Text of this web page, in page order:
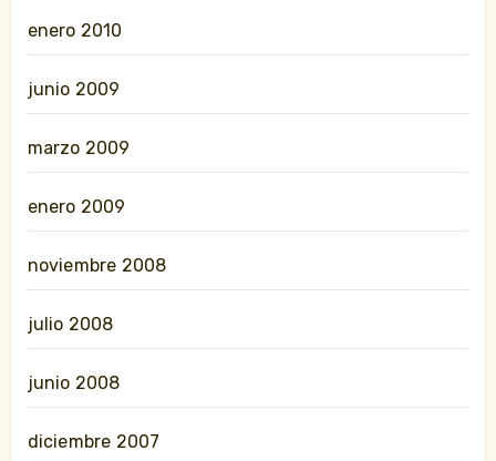
enero 2010
junio 2009
marzo 2009
enero 2009
noviembre 2008
julio 2008
junio 2008
diciembre 2007